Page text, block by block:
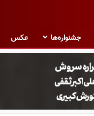
جشنواره‌ها عکس